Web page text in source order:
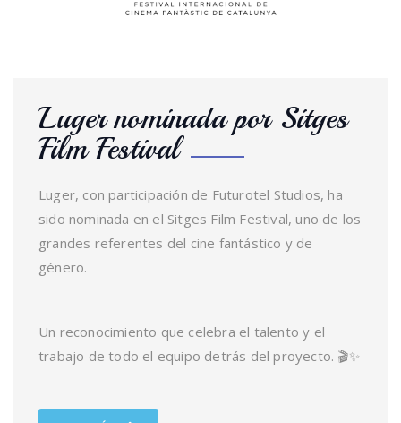
Luger nominada por Sitges
Film Festival
Luger, con participación de Futurotel Studios, ha
sido nominada en el Sitges Film Festival, uno de los
grandes referentes del cine fantástico y de
género.
Un reconocimiento que celebra el talento y el
trabajo de todo el equipo detrás del proyecto. 🎬✨